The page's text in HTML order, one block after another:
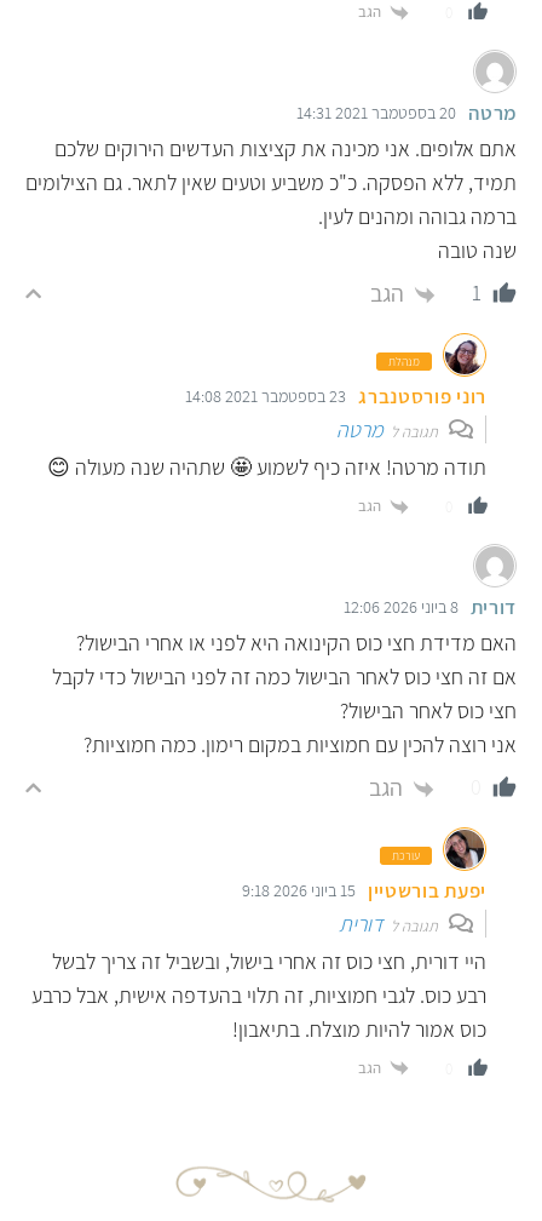
הגב
מרטה 20 בספטמבר 2021 14:31
אתם אלופים. אני מכינה את קציצות העדשים הירוקים שלכם
תמיד, ללא הפסקה. כ"כ משביע וטעים שאין לתאר. גם הצילומים
ברמה גבוהה ומהנים לעין.
שנה טובה
1
הגב
מנהלת
רוני פורסטנברג 23 בספטמבר 2021 14:08
תגובה למרטה
תודה מרטה! איזה כיף לשמוע 🤩 שתהיה שנה מעולה 😊
הגב
דורית 8 ביוני 2026 12:06
האם מדידת חצי כוס הקינואה היא לפני או אחרי הבישול?
אם זה חצי כוס לאחר הבישול כמה זה לפני הבישול כדי לקבל
חצי כוס לאחר הבישול?
אני רוצה להכין עם חמוציות במקום רימון. כמה חמוציות?
הגב
עורכת
יפעת בורשטיין 15 ביוני 2026 9:18
תגובה לדורית
היי דורית, חצי כוס זה אחרי בישול, ובשביל זה צריך לבשל
רבע כוס. לגבי חמוציות, זה תלוי בהעדפה אישית, אבל כרבע
כוס אמור להיות מוצלח. בתיאבון!
הגב